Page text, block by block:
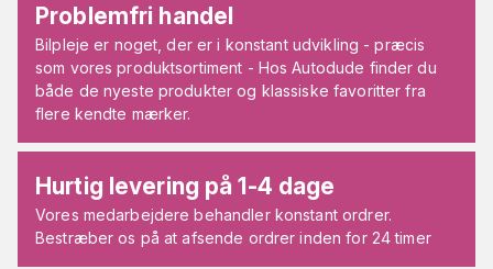
Problemfri handel
Bilpleje er noget, der er i konstant udvikling - præcis
som vores produktsortiment - Hos Autodude finder du
både de nyeste produkter og klassiske favoritter fra
flere kendte mærker.
Hurtig levering på 1-4 dage
Vores medarbejdere behandler konstant ordrer.
Bestræber os på at afsende ordrer inden for 24 timer